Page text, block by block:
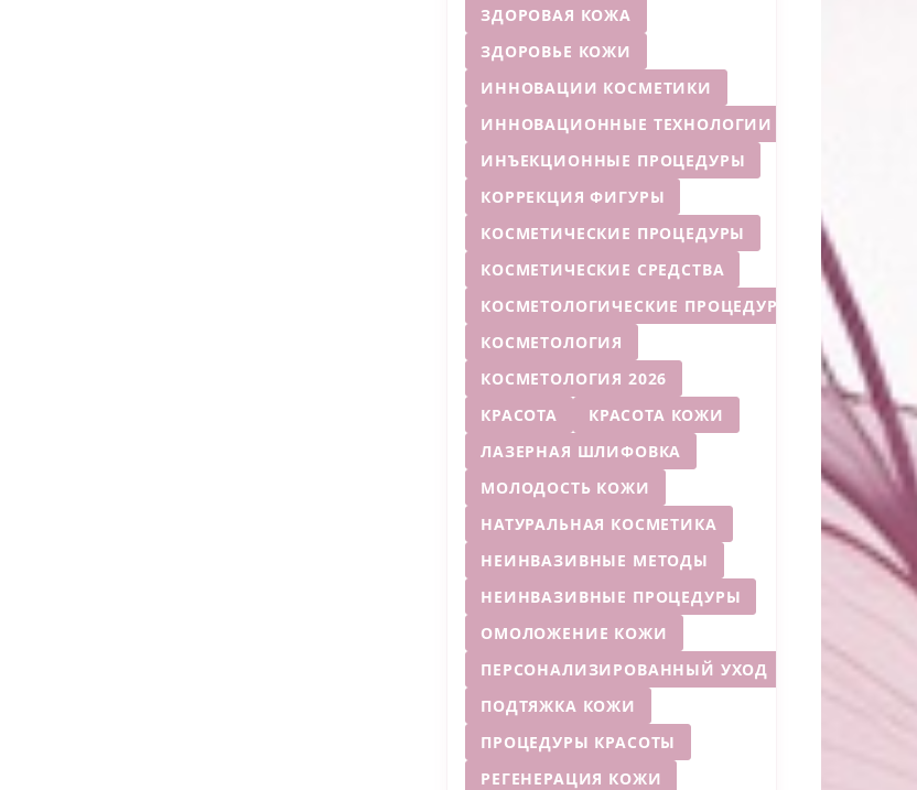
ЗДОРОВАЯ КОЖА
ЗДОРОВЬЕ КОЖИ
ИННОВАЦИИ КОСМЕТИКИ
ИННОВАЦИОННЫЕ ТЕХНОЛОГИИ
ИНЪЕКЦИОННЫЕ ПРОЦЕДУРЫ
КОРРЕКЦИЯ ФИГУРЫ
КОСМЕТИЧЕСКИЕ ПРОЦЕДУРЫ
КОСМЕТИЧЕСКИЕ СРЕДСТВА
КОСМЕТОЛОГИЧЕСКИЕ ПРОЦЕДУРЫ
КОСМЕТОЛОГИЯ
КОСМЕТОЛОГИЯ 2026
КРАСОТА
КРАСОТА КОЖИ
ЛАЗЕРНАЯ ШЛИФОВКА
МОЛОДОСТЬ КОЖИ
НАТУРАЛЬНАЯ КОСМЕТИКА
НЕИНВАЗИВНЫЕ МЕТОДЫ
НЕИНВАЗИВНЫЕ ПРОЦЕДУРЫ
ОМОЛОЖЕНИЕ КОЖИ
ПЕРСОНАЛИЗИРОВАННЫЙ УХОД
ПОДТЯЖКА КОЖИ
ПРОЦЕДУРЫ КРАСОТЫ
РЕГЕНЕРАЦИЯ КОЖИ